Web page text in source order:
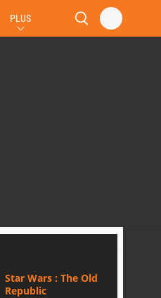
PLUS
Star Wars : The Old
Republic